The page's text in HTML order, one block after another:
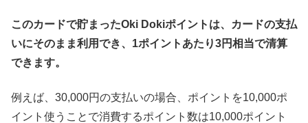
このカードで貯まったOki Dokiポイントは、カードの支払
いにそのまま利用でき、1ポイントあたり3円相当で清算
できます。
例えば、30,000円の支払いの場合、ポイントを10,000ポ
イント使うことで消費するポイント数は10,000ポイント